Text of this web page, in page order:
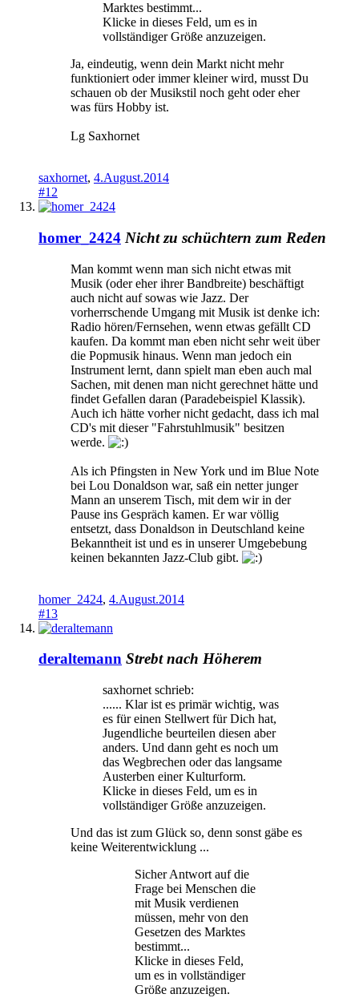
Marktes bestimmt...
Klicke in dieses Feld, um es in
vollständiger Größe anzuzeigen.
Ja, eindeutig, wenn dein Markt nicht mehr
funktioniert oder immer kleiner wird, musst Du
schauen ob der Musikstil noch geht oder eher
was fürs Hobby ist.
Lg Saxhornet
saxhornet, 4.August.2014
#12
homer_2424 Nicht zu schüchtern zum Reden
Man kommt wenn man sich nicht etwas mit
Musik (oder eher ihrer Bandbreite) beschäftigt
auch nicht auf sowas wie Jazz. Der
vorherrschende Umgang mit Musik ist denke ich:
Radio hören/Fernsehen, wenn etwas gefällt CD
kaufen. Da kommt man eben nicht sehr weit über
die Popmusik hinaus. Wenn man jedoch ein
Instrument lernt, dann spielt man eben auch mal
Sachen, mit denen man nicht gerechnet hätte und
findet Gefallen daran (Paradebeispiel Klassik).
Auch ich hätte vorher nicht gedacht, dass ich mal
CD's mit dieser "Fahrstuhlmusik" besitzen
werde.
Als ich Pfingsten in New York und im Blue Note
bei Lou Donaldson war, saß ein netter junger
Mann an unserem Tisch, mit dem wir in der
Pause ins Gespräch kamen. Er war völlig
entsetzt, dass Donaldson in Deutschland keine
Bekanntheit ist und es in unserer Umgebebung
keinen bekannten Jazz-Club gibt.
homer_2424, 4.August.2014
#13
deraltemann Strebt nach Höherem
saxhornet schrieb:
...... Klar ist es primär wichtig, was
es für einen Stellwert für Dich hat,
Jugendliche beurteilen diesen aber
anders. Und dann geht es noch um
das Wegbrechen oder das langsame
Austerben einer Kulturform.
Klicke in dieses Feld, um es in
vollständiger Größe anzuzeigen.
Und das ist zum Glück so, denn sonst gäbe es
keine Weiterentwicklung ...
Sicher Antwort auf die
Frage bei Menschen die
mit Musik verdienen
müssen, mehr von den
Gesetzen des Marktes
bestimmt...
Klicke in dieses Feld,
um es in vollständiger
Größe anzuzeigen.